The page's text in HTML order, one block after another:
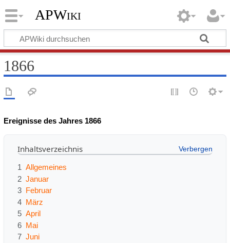
APWiki
1866
Ereignisse des Jahres 1866
Inhaltsverzeichnis
1 Allgemeines
2 Januar
3 Februar
4 März
5 April
6 Mai
7 Juni